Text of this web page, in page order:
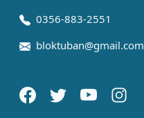
0356-883-2551
bloktuban@gmail.com